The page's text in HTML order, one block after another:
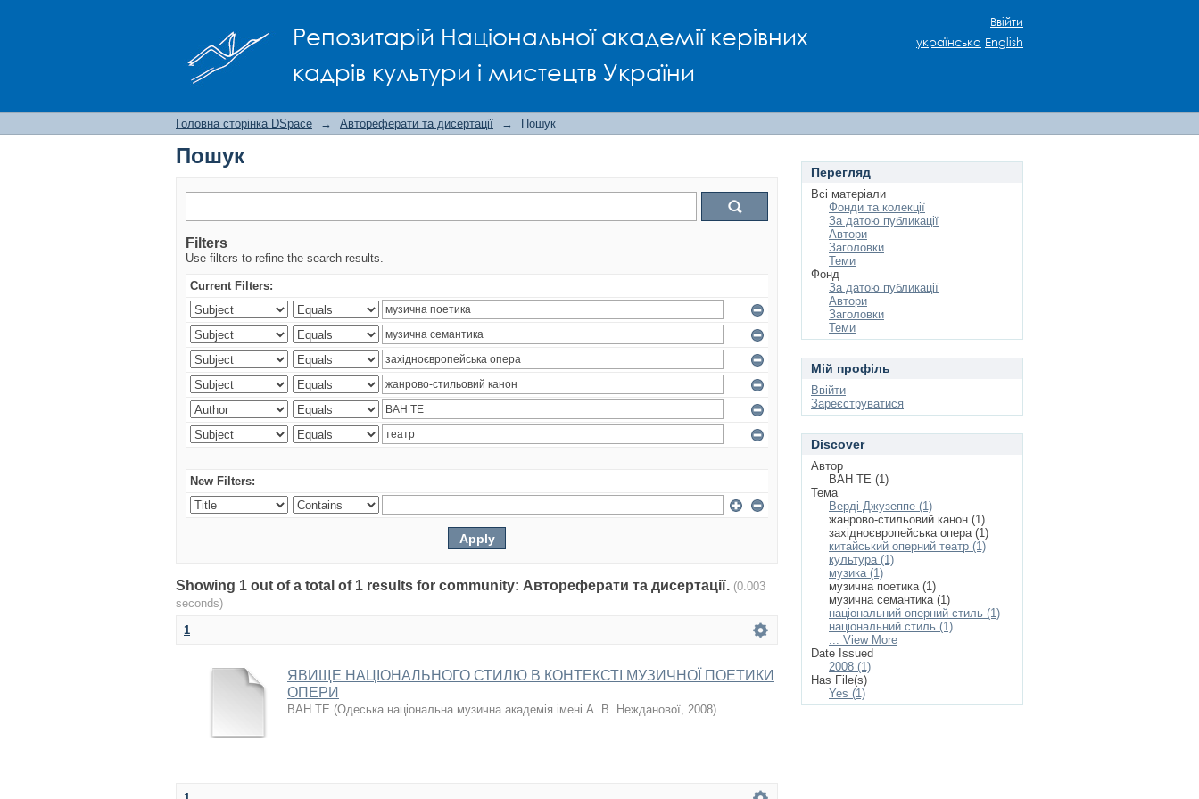
Репозитарій Національної академії керівних
кадрів культури і мистецтв України
Ввійти
українська English
Головна сторінка DSpace → Автореферати та дисертації → Пошук
Пошук
Filters
Use filters to refine the search results.
Current Filters:
New Filters:
Showing 1 out of a total of 1 results for community: Автореферати та дисертації. (0.003
seconds)
1
ЯВИЩЕ НАЦІОНАЛЬНОГО СТИЛЮ В КОНТЕКСТІ МУЗИЧНОЇ ПОЕТИКИ
ОПЕРИ
ВАН ТЕ (Одеська національна музична академія імені А. В. Нежданової, 2008)
Перегляд
Всі матеріали
Фонди та колекції
За датою публикації
Автори
Заголовки
Теми
Фонд
За датою публикації
Автори
Заголовки
Теми
Мій профіль
Ввійти
Зареєструватися
Discover
Автор
ВАН ТЕ (1)
Тема
Верді Джузеппе (1)
жанрово-стильовий канон (1)
західноєвропейська опера (1)
китайський оперний театр (1)
культура (1)
музика (1)
музична поетика (1)
музична семантика (1)
національний оперний стиль (1)
національний стиль (1)
... View More
Date Issued
2008 (1)
Has File(s)
Yes (1)